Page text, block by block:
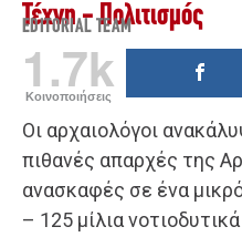
Τέχνη - Πολιτισμός
EDITORIAL TEAM
1.7k
Κοινοποιήσεις
Οι αρχαιολόγοι
πιθανές απαρχές της
ανασκαφές σε ένα
– 125 μίλια